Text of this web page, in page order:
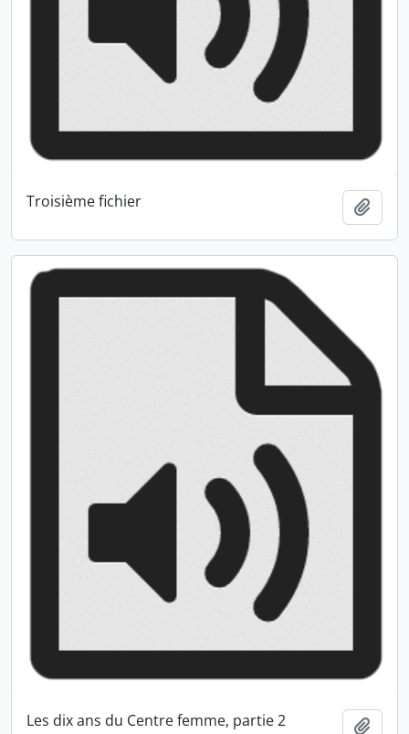
Troisième fichier
Les dix ans du Centre femme, partie 2